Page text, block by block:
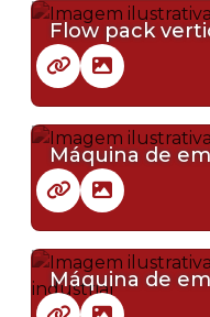
Flow pack
Máquina de
Máquina de